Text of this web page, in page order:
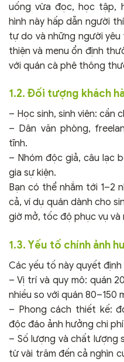
uống vừa đọc, học tập,
hình này hấp dẫn người
tự do và những người
thiện và menu ổn định
với quán cà phê thông
1.2. Đối tượng khách
– Học sinh, sinh viên: cần
– Dân văn phòng,
tĩnh.
– Nhóm độc giả, câu lạc
gia sự kiện.
Bạn có thể nhắm tới 1–2
cả, ví dụ quán dành cho
giờ mở, tốc độ phục vụ và
1.3. Yếu tố chính ảnh
Các yếu tố này quyết
– Vị trí và quy mô: quán
nhiều so với quán 80–150
– Phong cách thiết kế:
độc đáo ảnh hưởng chi
– Số lượng và chất lượng
từ vài trăm đến cả nghìn